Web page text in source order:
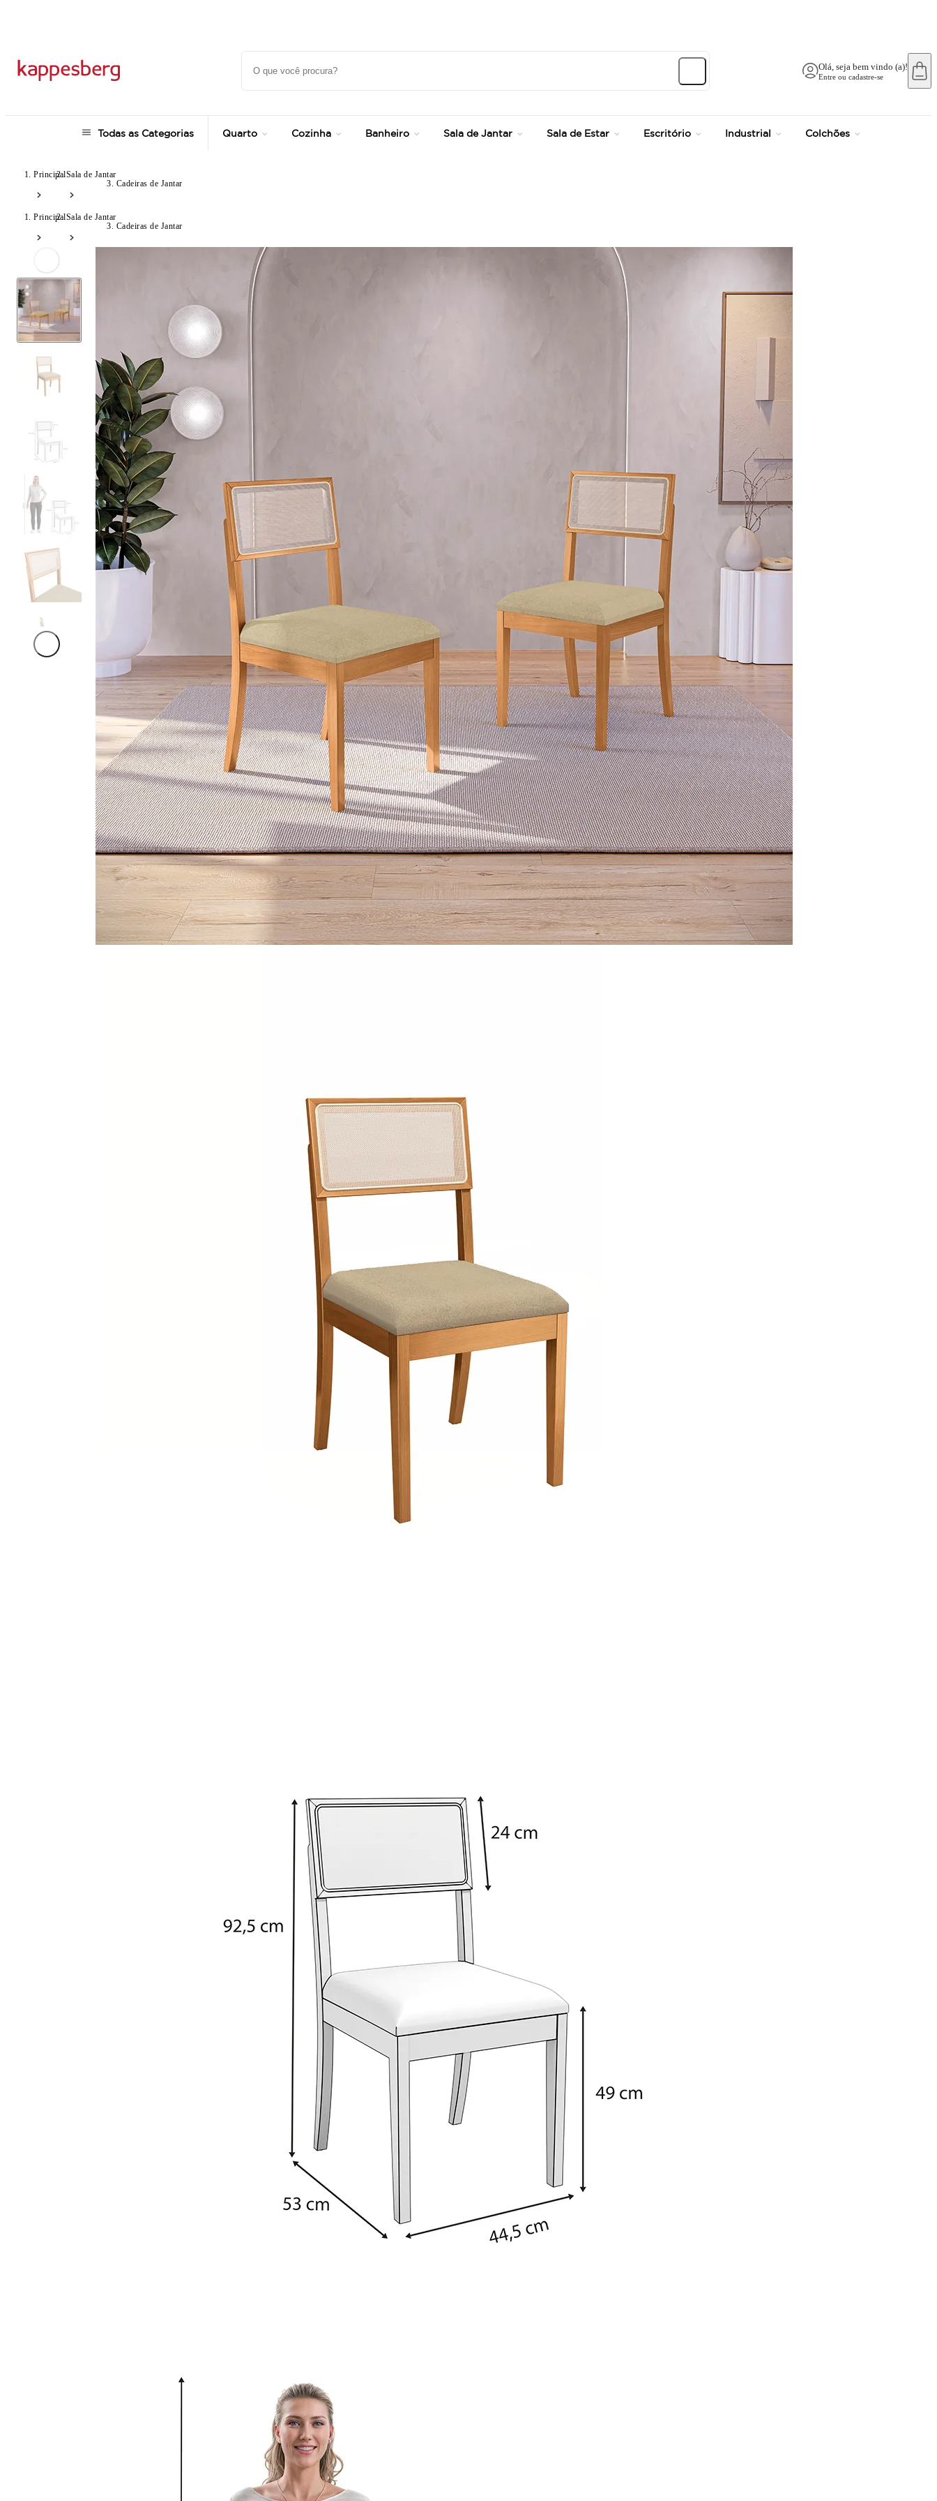
Olá, seja bem vindo (a)!
Entre ou cadastre-se
Todas as Categorias Quarto Cozinha Banheiro Sala de Jantar Sala de Estar Escritório Industrial Colchões
PrincipalSala de Jantar
Cadeiras de Jantar
PrincipalSala de Jantar
Cadeiras de Jantar